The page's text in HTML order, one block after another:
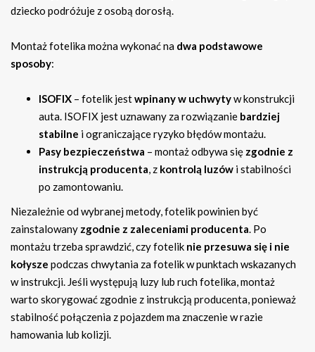
dziecko podróżuje z osobą dorosłą.
Montaż fotelika można wykonać na dwa podstawowe
sposoby:
ISOFIX – fotelik jestwpinany w uchwytyw konstrukcji
auta. ISOFIX jest uznawany za rozwiązanie bardziej
stabilne i ograniczające ryzyko błędów montażu.
Pasy bezpieczeństwa – montaż odbywa się zgodnie z
instrukcją producenta, z kontrolą luzów i stabilności
po zamontowaniu.
Niezależnie od wybranej metody, fotelik powinien być
zainstalowany zgodnie z zaleceniami producenta. Po
montażu trzeba sprawdzić, czy fotelik nie przesuwa się i nie
kołysze podczas chwytania za fotelik w punktach wskazanych
w instrukcji. Jeśli występują luzy lub ruch fotelika, montaż
warto skorygować zgodnie z instrukcją producenta, ponieważ
stabilność połączenia z pojazdem ma znaczenie w razie
hamowania lub kolizji.